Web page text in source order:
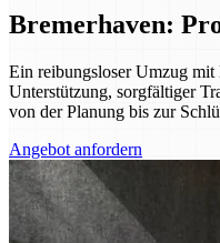
Bremerhaven:
Ein reibungsloser Umzug mit
Unterstützung, sorgfältiger
von der Planung bis zur
Angebot anfordern